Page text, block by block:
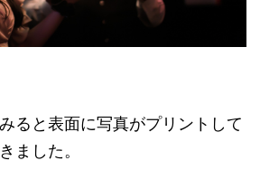
ると表面に写真がプリントして
ました。